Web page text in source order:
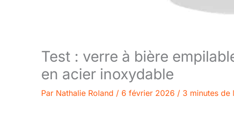
Test : verre à bière
en acier inoxydable
Par Nathalie Roland / 6 février 2026 / 3 minutes de